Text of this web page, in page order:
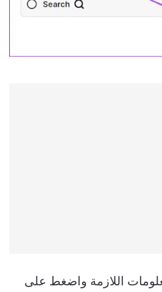
اللازمة واضغط على